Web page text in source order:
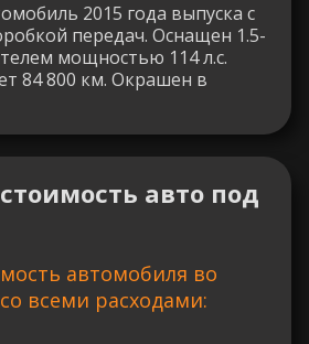
2015 года выпуска с
передач. Оснащен 1.5-
мощностью 114 л.с.
84 800 км. Окрашен в
авто под
автомобиля во
всеми расходами: